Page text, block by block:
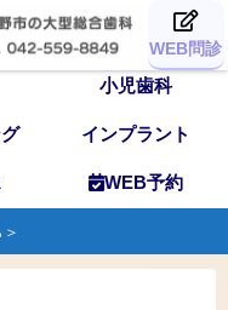
スタッフ
小児歯科
インプラント
WEB予約
WEB問診